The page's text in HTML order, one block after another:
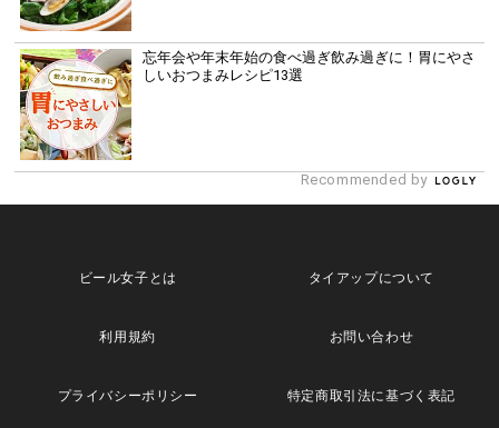
忘年会や年末年始の食べ過ぎ飲み過ぎに！胃にやさ
しいおつまみレシピ13選
Recommended by
ビール女子とは タイアップについて
利用規約 お問い合わせ
プライバシーポリシー 特定商取引法に基づく表記